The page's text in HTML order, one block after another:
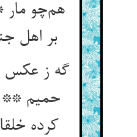
هم‌چو
بر اهل
گه ز
حمیم **
کرده